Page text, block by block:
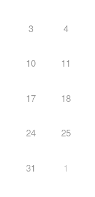
3 4
10 11
17 18
24 25
31 1